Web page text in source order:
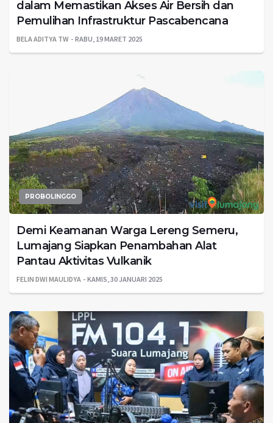
dalam Memastikan Akses Air Bersih dan
Pemulihan Infrastruktur Pascabencana
BELA ADITYA TW RABU, 19 MARET 2025
PROBOLINGGO
Demi Keamanan Warga Lereng Semeru,
Lumajang Siapkan Penambahan Alat
Pantau Aktivitas Vulkanik
FELIN DWI MAULIDYA KAMIS, 30 JANUARI 2025